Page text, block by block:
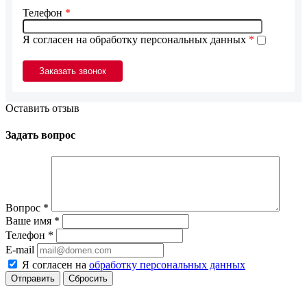
Я согласен на обработку персональных данных *
Телефон *
Оставить отзыв
Задать вопрос
Вопрос *
Ваше имя *
Телефон *
E-mail
Я согласен на обработку персональных данных
Сбросить